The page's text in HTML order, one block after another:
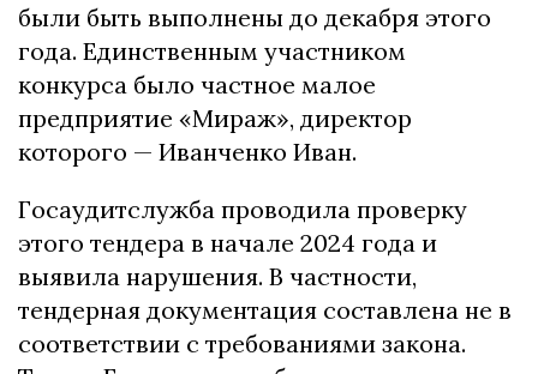
были быть выполнены до декабря этого
года. Единственным участником
конкурса было частное малое
предприятие «Мираж», директор
которого — Иванченко Иван.
Госаудитслужба проводила проверку
этого тендера в начале 2024 года и
выявила нарушения. В частности,
тендерная документация составлена не в
соответствии с требованиями закона.